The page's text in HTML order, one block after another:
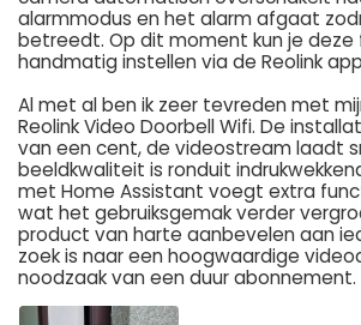
alarmmodus en het alarm afgaat
betreedt. Op dit moment kun je deze
handmatig instellen via de Reolink
Al met al ben ik zeer tevreden met
Reolink Video Doorbell Wifi. De
van een cent, de videostream laadt
beeldkwaliteit is ronduit
met Home Assistant voegt extra
wat het gebruiksgemak verder
product van harte aanbevelen aan
zoek is naar een hoogwaardige
noodzaak van een duur abonnement.